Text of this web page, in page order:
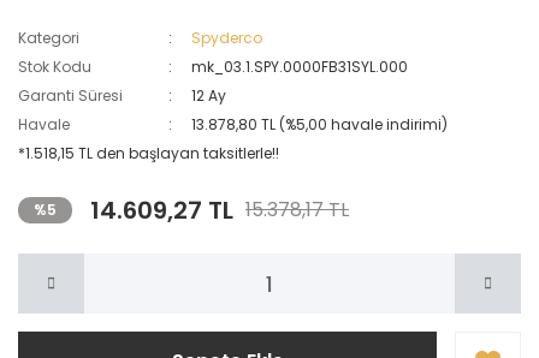
Kategori
Spyderco
Stok Kodu
mk_03.1.SPY.0000FB31SYL.000
Garanti Süresi
12 Ay
Havale
13.878,80 TL (%5,00 havale indirimi)
*1.518,15 TL den başlayan taksitlerle!!
%5 14.609,27 TL 15.378,17 TL